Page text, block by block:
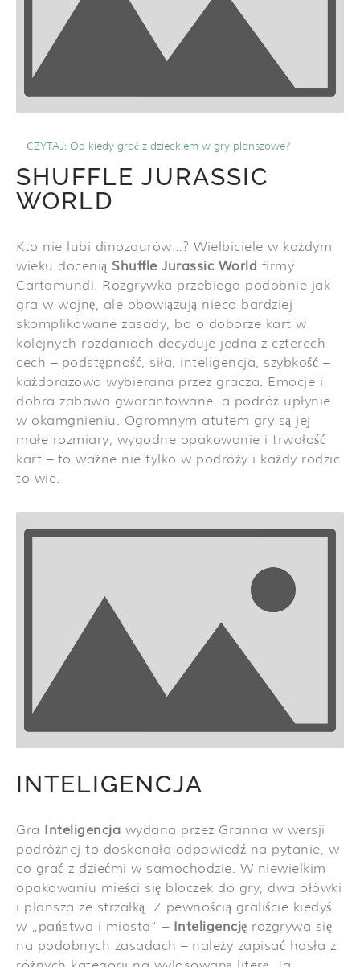
CZYTAJ: Od kiedy grać z dzieckiem w gry planszowe?
SHUFFLE JURASSIC
WORLD
Kto nie lubi dinozaurów…? Wielbiciele w każdym
wieku docenią Shuffle Jurassic World firmy
Cartamundi. Rozgrywka przebiega podobnie jak
gra w wojnę, ale obowiązują nieco bardziej
skomplikowane zasady, bo o doborze kart w
kolejnych rozdaniach decyduje jedna z czterech
cech – podstępność, siła, inteligencja, szybkość –
każdorazowo wybierana przez gracza. Emocje i
dobra zabawa gwarantowane, a podróż upłynie
w okamgnieniu. Ogromnym atutem gry są jej
małe rozmiary, wygodne opakowanie i trwałość
kart – to ważne nie tylko w podróży i każdy rodzic
to wie.
INTELIGENCJA
Gra Inteligencja wydana przez Granna w wersji
podróżnej to doskonała odpowiedź na pytanie, w
co grać z dziećmi w samochodzie. W niewielkim
opakowaniu mieści się bloczek do gry, dwa ołówki
i plansza ze strzałką. Z pewnością graliście kiedyś
w „państwa i miasta” – Inteligencję rozgrywa się
na podobnych zasadach – należy zapisać hasła z